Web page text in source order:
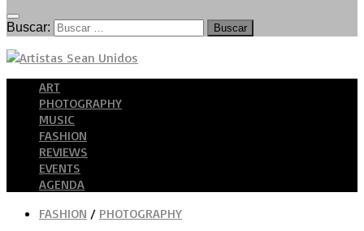
Buscar:
ART
PHOTOGRAPHY
MUSIC
FASHION
REVIEWS
EVENTS
AGENDA
FASHION / PHOTOGRAPHY